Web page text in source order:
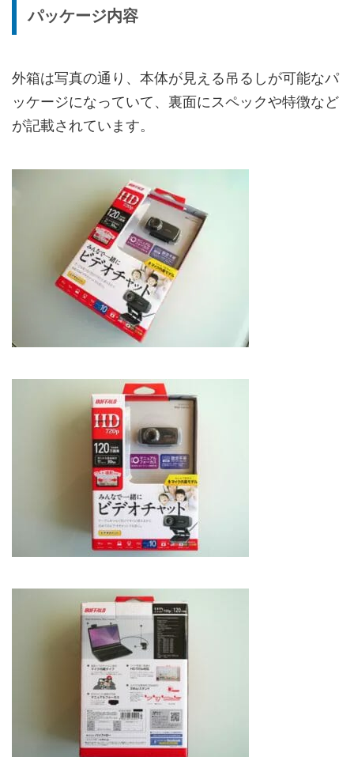
パッケージ内容
外箱は写真の通り、本体が見える吊るしが可能なパ
ッケージになっていて、裏面にスペックや特徴など
が記載されています。